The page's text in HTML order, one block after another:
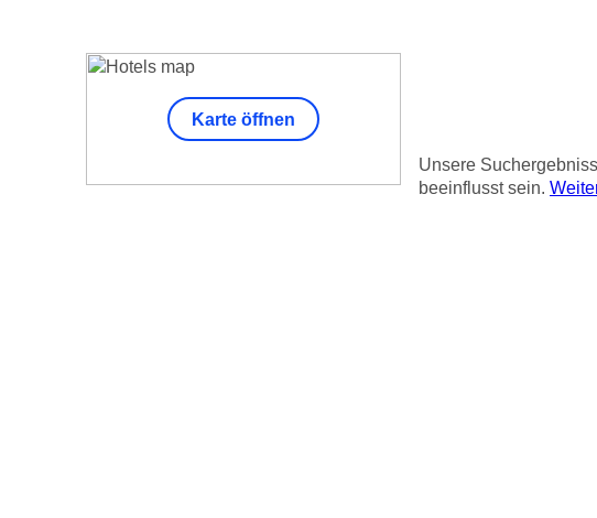
Unsere
beeinflusst sein.
Karte öffnen